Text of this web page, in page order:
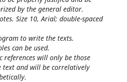
by the general editor.
Size 10, Arial; double-spaced
to write the texts.
can be used.
references will only be those
text and will be correlatively